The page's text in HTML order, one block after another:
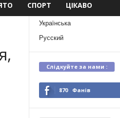
СПОРТ ЦІКАВО
Українська
Русский
Слідкуйте за нами :
870 Фанів